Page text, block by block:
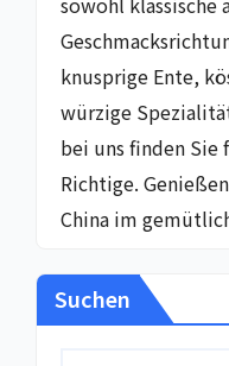
knusprige Ente,
würzige
bei uns finden Sie
Richtige.
China im
Suchen